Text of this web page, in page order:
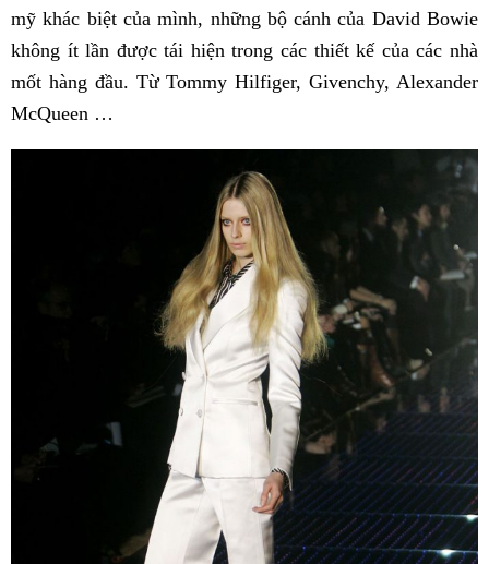
mỹ khác biệt của mình, những bộ cánh của David Bowie
không ít lần được tái hiện trong các thiết kế của các nhà
mốt hàng đầu. Từ Tommy Hilfiger, Givenchy, Alexander
McQueen …